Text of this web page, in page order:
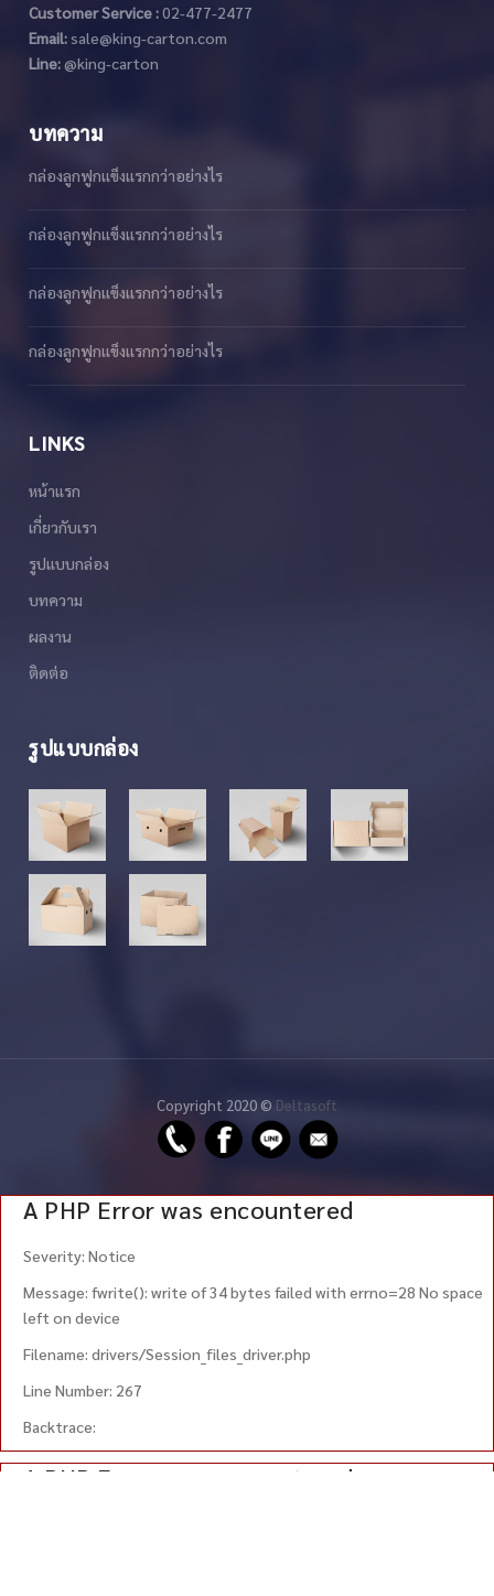
Customer Service :02-477-2477
Email: sale@king-carton.com
Line:@king-carton
บทความ
กล่องลูกฟูกเเข็งเเรกกว่าอย่างไร
กล่องลูกฟูกเเข็งเเรกกว่าอย่างไร
กล่องลูกฟูกเเข็งเเรกกว่าอย่างไร
กล่องลูกฟูกเเข็งเเรกกว่าอย่างไร
LINKS
หน้าแรก
เกี่ยวกับเรา
รูปแบบกล่อง
บทความ
ผลงาน
ติดต่อ
รูปแบบกล่อง
Copyright 2020 © Deltasoft
A PHP Error was encountered
Severity: Notice
Message: fwrite(): write of 34 bytes failed with errno=28 No space
left on device
Filename: drivers/Session_files_driver.php
Line Number: 267
Backtrace:
A PHP Error was encountered